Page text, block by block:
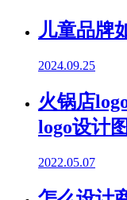
儿童品牌
2024.09.25
火锅店
logo设计
2022.05.07